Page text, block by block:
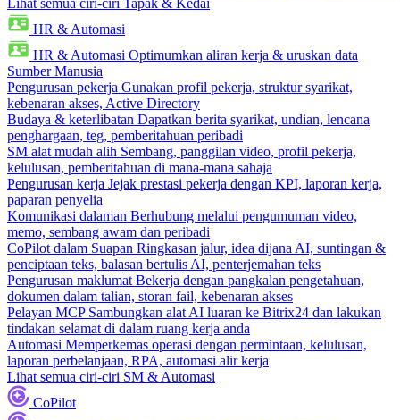
Lihat semua ciri-ciri Tapak & Kedai
HR & Automasi
HR & Automasi Optimumkan aliran kerja & uruskan data
Sumber Manusia
Pengurusan pekerja Gunakan profil pekerja, struktur syarikat,
kebenaran akses, Active Directory
Budaya & keterlibatan Dapatkan berita syarikat, undian, lencana
penghargaan, teg, pemberitahuan peribadi
SM alat mudah alih Sembang, panggilan video, profil pekerja,
kelulusan, pemberitahuan di mana-mana sahaja
Pengurusan kerja Jejak prestasi pekerja dengan KPI, laporan kerja,
paparan penyelia
Komunikasi dalaman Berhubung melalui pengumuman video,
memo, sembang awam dan peribadi
CoPilot dalam Suapan Ringkasan jalur, idea dijana AI, suntingan &
penciptaan teks, balasan bertulis AI, penterjemahan teks
Pengurusan maklumat Bekerja dengan pangkalan pengetahuan,
dokumen dalam talian, storan fail, kebenaran akses
Pelayan MCP Sambungkan alat AI luaran ke Bitrix24 dan lakukan
tindakan selamat di dalam ruang kerja anda
Automasi Memperkemas operasi dengan permintaan, kelulusan,
laporan perbelanjaan, RPA, automasi alir kerja
Lihat semua ciri-ciri SM & Automasi
CoPilot